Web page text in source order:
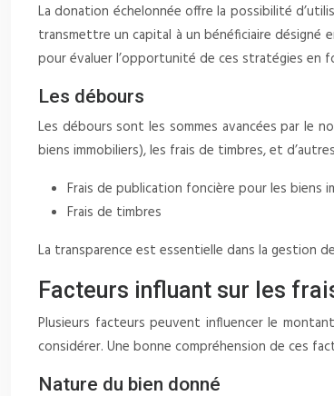
La donation échelonnée offre la possibilité
transmettre un capital à un bénéficiaire désigné
pour évaluer l’opportunité de ces stratégies
Les débours
Les débours sont les sommes avancées par le
biens immobiliers), les frais de timbres, et
Frais de publication foncière pour les biens
Frais de timbres
La transparence est essentielle dans la gestion
Facteurs influant sur les
Plusieurs facteurs peuvent influencer le
considérer. Une bonne compréhension de ces
Nature du bien donné